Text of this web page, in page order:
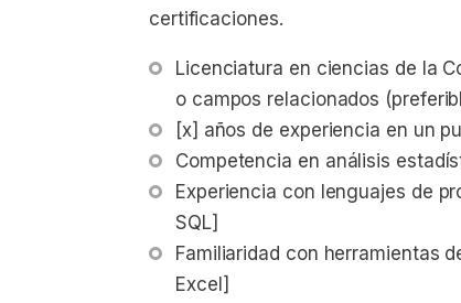
certificaciones.
Licenciatura en ciencias de la
o campos relacionados
[x] años de experiencia en un
Competencia en análisis
Experiencia con lenguajes de
SQL]
Familiaridad con herramientas
Excel]